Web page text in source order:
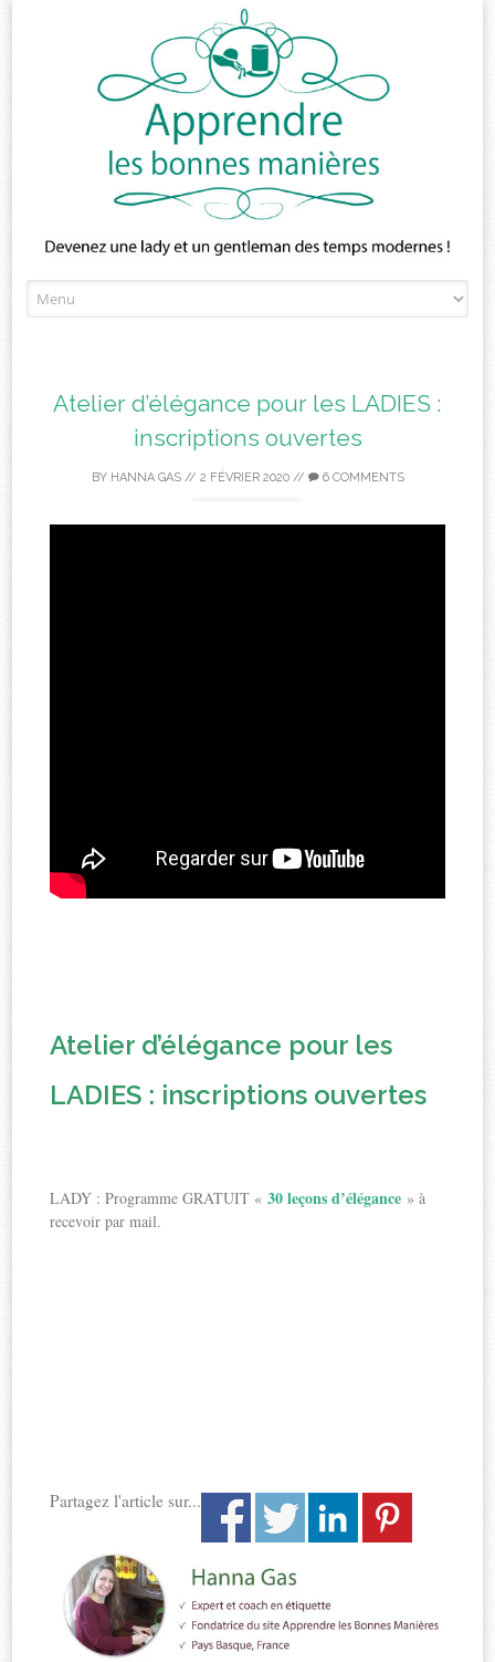
to
Atelier d’élégance pour les LADIES :
inscriptions ouvertes
BY HANNA GAS// 2 FÉVRIER 2020// 6 COMMENTS
Atelier d’élégance pour les
LADIES : inscriptions ouvertes
LADY : Programme GRATUIT «30 leçons d’élégance » à
recevoir par mail.
Partagez l'article sur...